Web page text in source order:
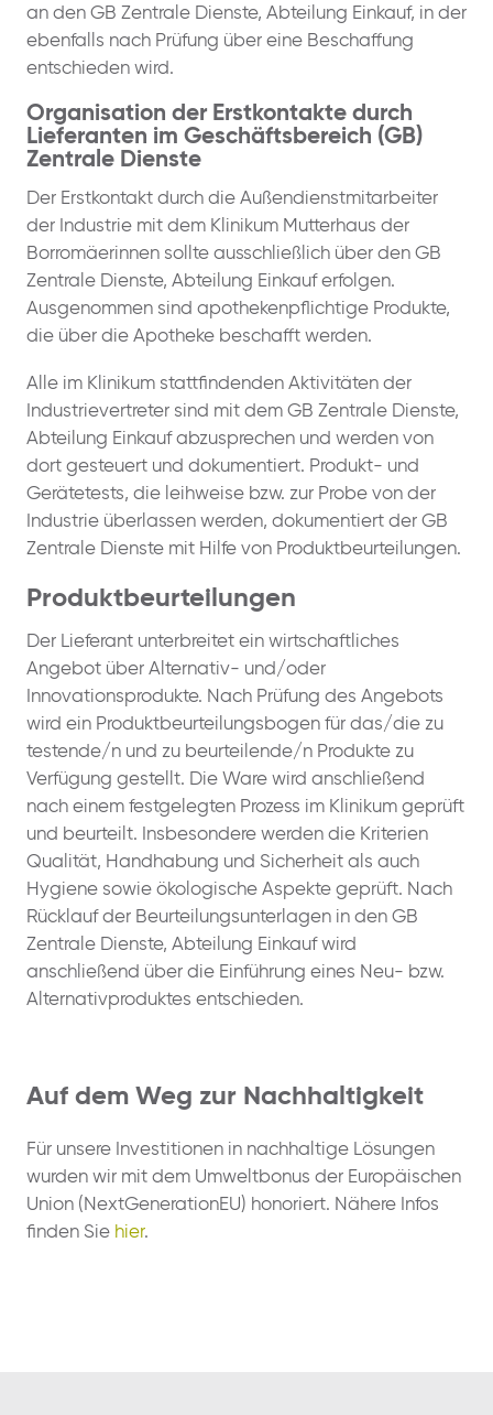
an den GB Zentrale Dienste, Abteilung Einkauf, in der
ebenfalls nach Prüfung über eine Beschaffung
entschieden wird.
Organisation der Erstkontakte durch
Lieferanten im Geschäftsbereich (GB)
Zentrale Dienste
Der Erstkontakt durch die Außendienstmitarbeiter
der Industrie mit dem Klinikum Mutterhaus der
Borromäerinnen sollte ausschließlich über den GB
Zentrale Dienste, Abteilung Einkauf erfolgen.
Ausgenommen sind apothekenpflichtige Produkte,
die über die Apotheke beschafft werden.
Alle im Klinikum stattfindenden Aktivitäten der
Industrievertreter sind mit dem GB Zentrale Dienste,
Abteilung Einkauf abzusprechen und werden von
dort gesteuert und dokumentiert. Produkt- und
Gerätetests, die leihweise bzw. zur Probe von der
Industrie überlassen werden, dokumentiert der GB
Zentrale Dienste mit Hilfe von Produktbeurteilungen.
Produktbeurteilungen
Der Lieferant unterbreitet ein wirtschaftliches
Angebot über Alternativ- und/oder
Innovationsprodukte. Nach Prüfung des Angebots
wird ein Produktbeurteilungsbogen für das/die zu
testende/n und zu beurteilende/n Produkte zu
Verfügung gestellt. Die Ware wird anschließend
nach einem festgelegten Prozess im Klinikum geprüft
und beurteilt. Insbesondere werden die Kriterien
Qualität, Handhabung und Sicherheit als auch
Hygiene sowie ökologische Aspekte geprüft. Nach
Rücklauf der Beurteilungsunterlagen in den GB
Zentrale Dienste, Abteilung Einkauf wird
anschließend über die Einführung eines Neu- bzw.
Alternativproduktes entschieden.
Auf dem Weg zur Nachhaltigkeit
Für unsere Investitionen in nachhaltige Lösungen
wurden wir mit dem Umweltbonus der Europäischen
Union (NextGenerationEU) honoriert. Nähere Infos
finden Sie hier.